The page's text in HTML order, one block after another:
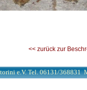
<< zurück zur
e.V. Tel. 06131/368831